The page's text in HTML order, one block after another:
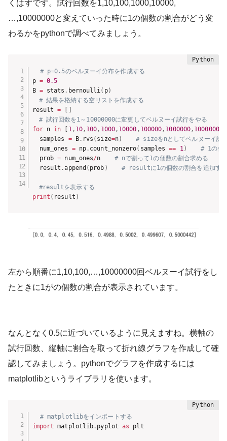
くはずです。試行回数を1,10,100,1000,10000,
…,10000000と変えていった時に1の個数の割合がどう変
わるかをpythonで調べてみましょう。
# p=0.5のベルヌーイ分布を作成する
p = 0.5
B = stats . bernoulli( p)
# 結果を格納する空リストを作成する
result =
# 試行回数を1～10000000に変更してベルヌーイ試行をやる
for n in 1, 10, 100, 1000, 10000 , 100000, 1000000, 10000000
  samples
= B. rvs ( size=n)
# sizeをnとしてベルヌーイ試
  num_ones
= np . count_nonzero( samples == 1)
# 1の個
  prob
= num_ones/n
# nで割って1の個数の割合求める
  result
.append ( prob ) # resultに1の個数の割合を追加する
#resultを表示する
print ( result )
左から順番に1,10,100,…,10000000回ベルヌーイ試行をし
たときに1がの個数の割合が表示されています。
なんとなく0.5に近づいているように見えますね。横軸の
試行回数、縦軸に割合を取って折れ線グラフを作成して確
認してみましょう。pythonでグラフを作成するには
matplotlibというライブラリを使います。
# matplotlibをインポートする
import matplotlib . pyplot as plt